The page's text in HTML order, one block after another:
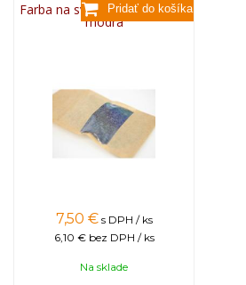
Farba na sviečky, 25g - svetlo
modrá
7,50 € s DPH / ks
6,10 € bez DPH / ks
Na sklade